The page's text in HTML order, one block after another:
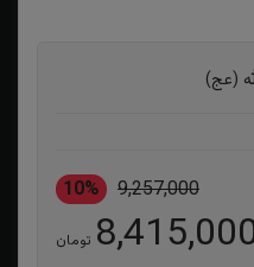
(عج)
9,257,000
10%
تومان